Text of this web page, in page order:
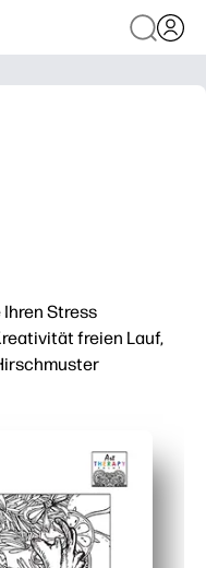
Ihren Stress
freien Lauf,
bildschirmfreie
auf — ideal für frühe
und es